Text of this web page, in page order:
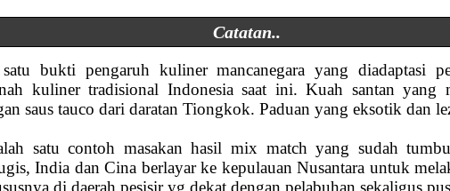
Catatan..
bukti pengaruh kuliner mancanegara yang diadaptasi
kuliner tradisional Indonesia saat ini. Kuah santan yang
saus tauco dari daratan Tiongkok. Paduan yang eksotik dan
satu contoh masakan hasil mix match yang sudah
India dan Cina berlayar ke kepulauan Nusantara untuk
di daerah pesisir yg dekat dengan pelabuhan sekaligus